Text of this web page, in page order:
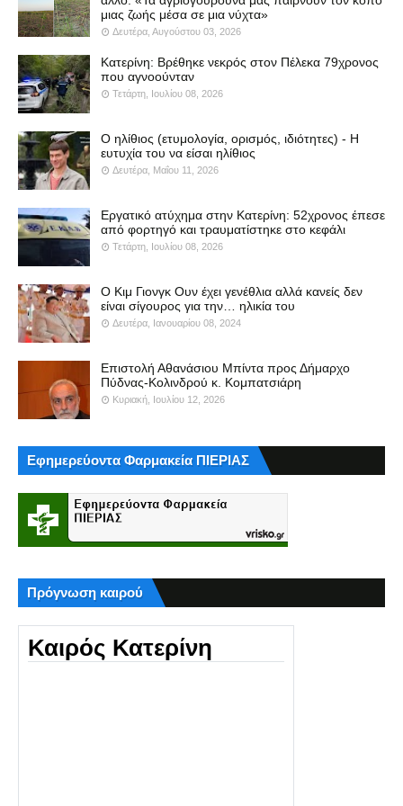
μιας ζωής μέσα σε μια νύχτα»
Δευτέρα, Αυγούστου 03, 2026
Κατερίνη: Βρέθηκε νεκρός στον Πέλεκα 79χρονος
που αγνοούνταν
Τετάρτη, Ιουλίου 08, 2026
Ο ηλίθιος (ετυμολογία, ορισμός, ιδιότητες) - Η
ευτυχία του να είσαι ηλίθιος
Δευτέρα, Μαΐου 11, 2026
Εργατικό ατύχημα στην Κατερίνη: 52χρονος έπεσε
από φορτηγό και τραυματίστηκε στο κεφάλι
Τετάρτη, Ιουλίου 08, 2026
Ο Κιμ Γιονγκ Ουν έχει γενέθλια αλλά κανείς δεν
είναι σίγουρος για την… ηλικία του
Δευτέρα, Ιανουαρίου 08, 2024
Επιστολή Αθανάσιου Μπίντα προς Δήμαρχο
Πύδνας-Κολινδρού κ. Κομπατσιάρη
Κυριακή, Ιουλίου 12, 2026
Εφημερεύοντα Φαρμακεία ΠΙΕΡΙΑΣ
Πρόγνωση καιρού
Καιρός Κατερίνη